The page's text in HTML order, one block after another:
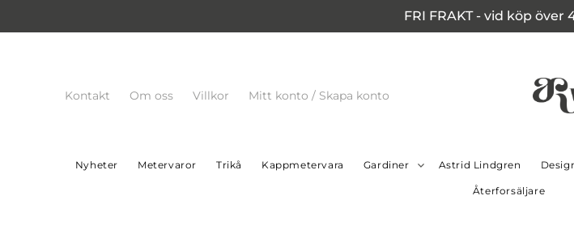
FRI FRAKT - vid köp
Kontakt Om oss Villkor Mitt konto / Skapa konto
Nyheter Metervaror Trikå Kappmetervara Gardiner Astrid Lindgren
Återforsäljare